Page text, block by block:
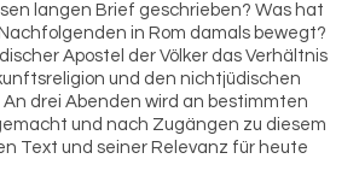
langen Brief geschrieben? Was hat
in Rom damals bewegt?
Apostel der Völker das Verhältnis
und den nichtjüdischen
drei Abenden wird an bestimmten
und nach Zugängen zu diesem
Text und seiner Relevanz für heute